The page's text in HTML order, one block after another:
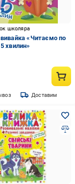
школяра
«Читаємо по
хвилин»
Доставим